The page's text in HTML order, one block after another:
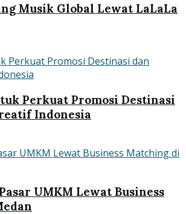
Musik Global Lewat LaLaLa
Perkuat Promosi Destinasi
Indonesia
UMKM Lewat Business